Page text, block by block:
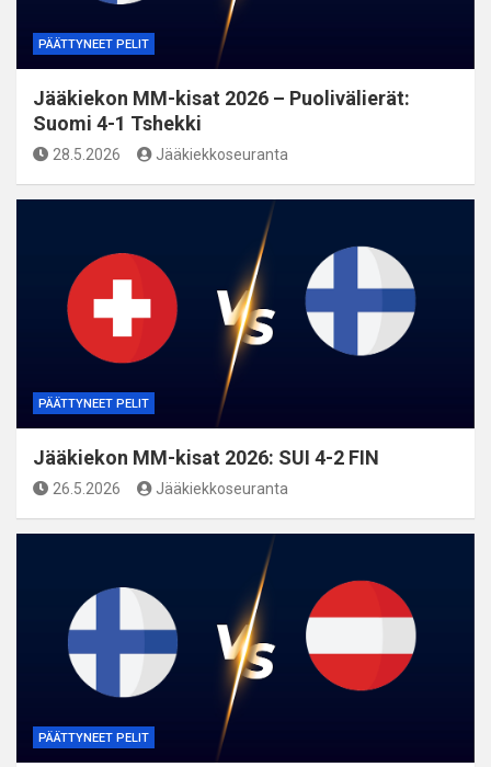
PÄÄTTYNEET PELIT
Jääkiekon MM-kisat 2026 – Puolivälierät:
Suomi 4-1 Tshekki
28.5.2026 Jääkiekkoseuranta
PÄÄTTYNEET PELIT
Jääkiekon MM-kisat 2026: SUI 4-2 FIN
26.5.2026 Jääkiekkoseuranta
PÄÄTTYNEET PELIT